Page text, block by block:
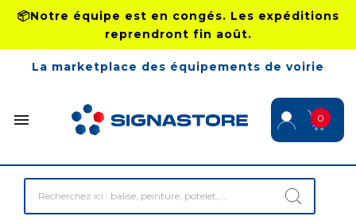
📦Notre équipe est en congés. Les expéditions
reprendront fin août.
La marketplace des équipements de voirie
 0